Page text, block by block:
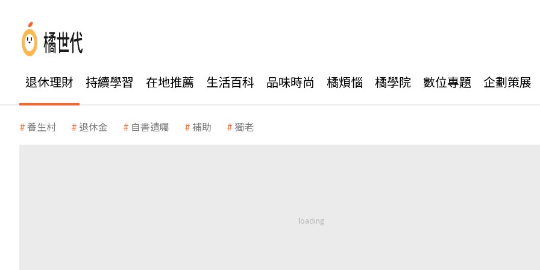
退休理財 持續學習 在地推薦 生活百科 品味時尚 橘煩惱 橘學院 數位專題 企劃策展
養生村 退休金 自書遺囑 補助 獨老